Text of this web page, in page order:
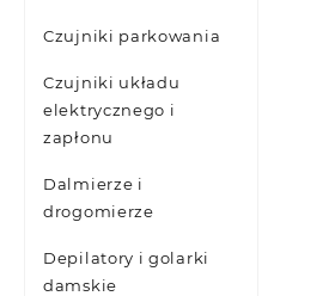
Czujniki parkowania
Czujniki układu
elektrycznego i
zapłonu
Dalmierze i
drogomierze
Depilatory i golarki
damskie